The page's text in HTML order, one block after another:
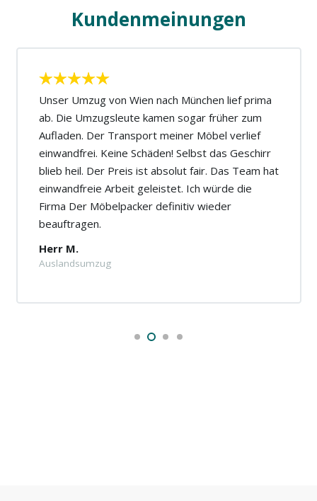
Kundenmeinungen
Unser Umzug von Wien nach München lief prima
ab. Die Umzugsleute kamen sogar früher zum
Aufladen. Der Transport meiner Möbel verlief
einwandfrei. Keine Schäden! Selbst das Geschirr
blieb heil. Der Preis ist absolut fair. Das Team hat
einwandfreie Arbeit geleistet. Ich würde die
Firma Der Möbelpacker definitiv wieder
beauftragen.
Herr M.
Auslandsumzug